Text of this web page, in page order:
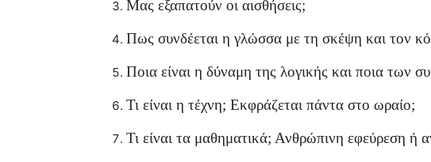
Μας εξαπατούν οι αισθήσεις;
Πως συνδέεται η γλώσσα με τη σκέψη και τον
Ποια είναι η δύναμη της λογικής και ποια των
Τι είναι η τέχνη; Εκφράζεται πάντα στο ωραίο;
Τι είναι τα μαθηματικά; Ανθρώπινη εφεύρεση ή